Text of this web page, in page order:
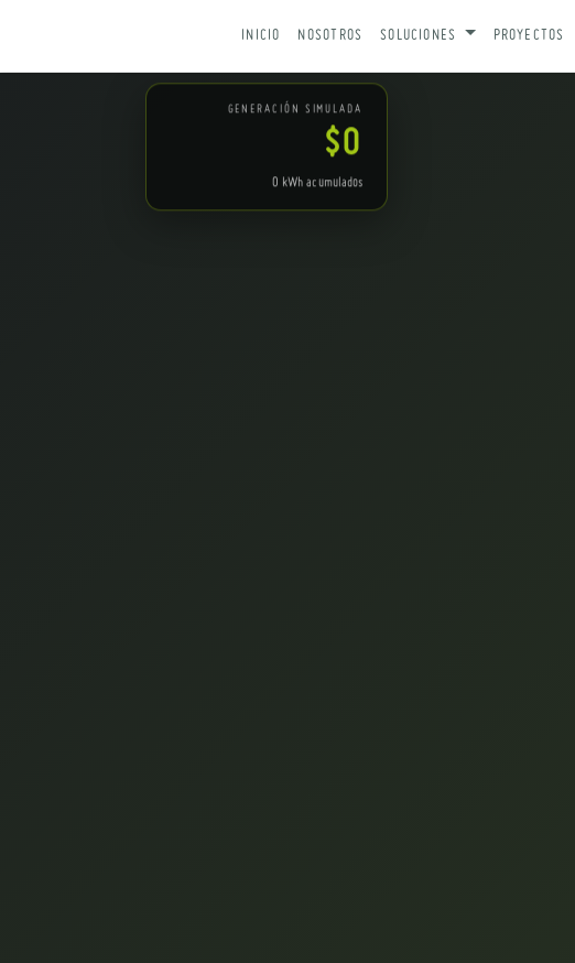
INICIO NOSOTROS SOLUCIONES PROYECTOS
GENERACIÓN SIMULADA
$0
0 kWh acumulados